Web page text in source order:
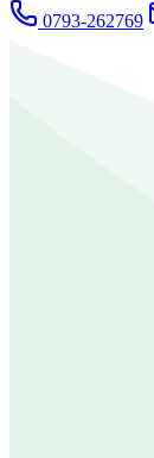
0793-262769